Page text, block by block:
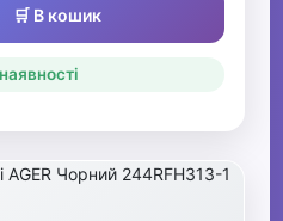
🛒 В кошик